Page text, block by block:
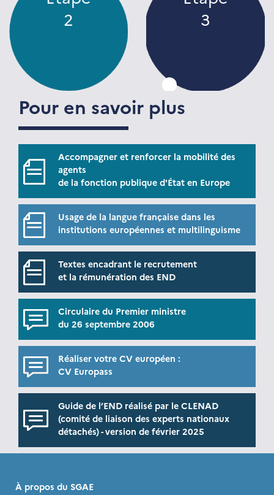
2
3
Pour en savoir plus
Accompagner et renforcer la mobilité des
agents
de la fonction publique d'État en Europe
Usage de la langue française dans les
institutions européennes et multilinguisme
Textes encadrant le recrutement
et la rémunération des END
Circulaire du Premier ministre
du 26 septembre 2006
Réaliser votre CV européen :
CV Europass
Guide de l’END réalisé par le CLENAD
(comité de liaison des experts nationaux
détachés) - version de février 2025
À propos du SGAE